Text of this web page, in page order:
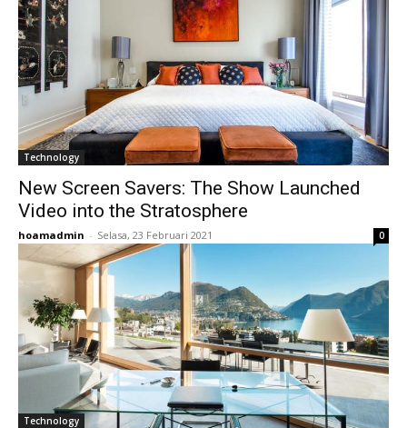
Technology
New Screen Savers: The Show Launched
Video into the Stratosphere
hoamadmin - Selasa, 23 Februari 2021 0
Technology